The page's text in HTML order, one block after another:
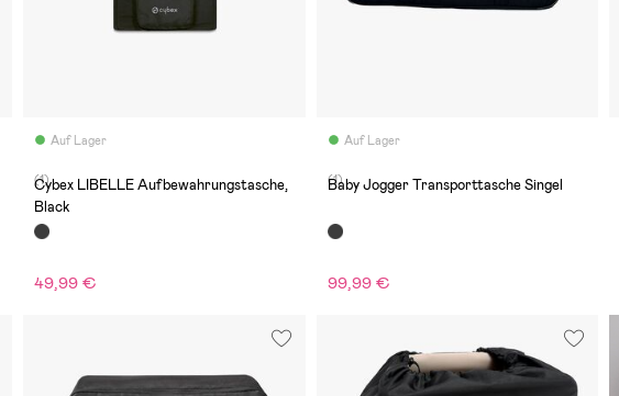
Auf Lager
(1)
Cybex LIBELLE Aufbewahrungstasche,
Black
49,99 €
Auf Lager
(1)
Baby Jogger Transporttasche Singel
99,99 €